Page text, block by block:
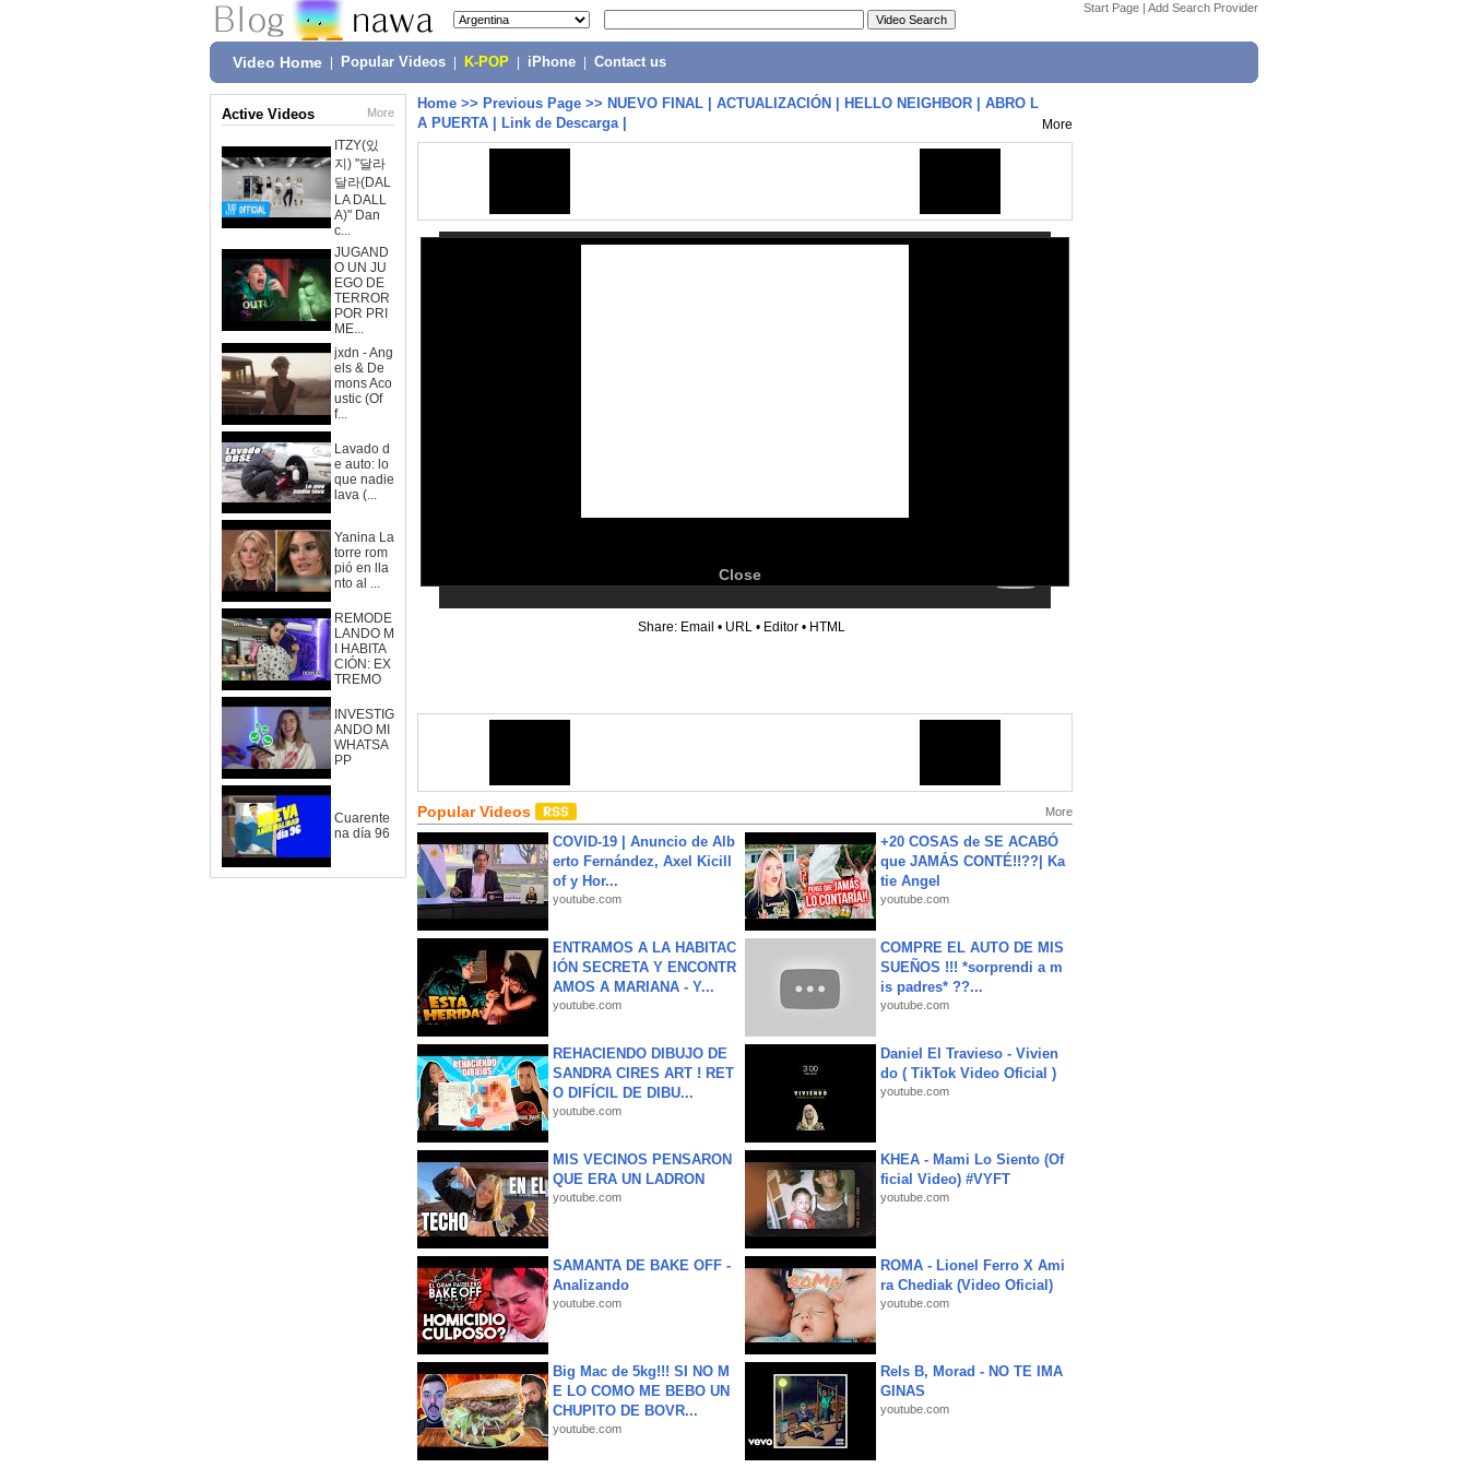
Start Page | Add Search Provider
Video Home Popular Videos K-POP iPhone Contact us
Active Videos More
ITZY(있
지) "달라
달라(DAL
LA DALL
A)" Dan
c...
JUGAND
O UN JU
EGO DE
TERROR
POR PRI
ME...
jxdn - Ang
els & De
mons Aco
ustic (Of
f...
Lavado d
e auto: lo
que nadie
lava (...
Yanina La
torre rom
pió en lla
nto al ...
REMODE
LANDO M
I HABITA
CIÓN: EX
TREMO
INVESTIG
ANDO MI
WHATSA
PP
Cuarente
na día 96
Home >> Previous Page >> NUEVO FINAL | ACTUALIZACIÓN | HELLO NEIGHBOR | ABRO L
A PUERTA | Link de Descarga |
More
Close
Share: Email • URL • Editor • HTML
Popular Videos More
COVID-19 | Anuncio de Alb
erto Fernández, Axel Kicill
of y Hor...
youtube.com
+20 COSAS de SE ACABÓ
que JAMÁS CONTÉ!!??| Ka
tie Angel
youtube.com
ENTRAMOS A LA HABITAC
IÓN SECRETA Y ENCONTR
AMOS A MARIANA - Y...
youtube.com
COMPRE EL AUTO DE MIS
SUEÑOS !!! *sorprendi a m
is padres* ??...
youtube.com
REHACIENDO DIBUJO DE
SANDRA CIRES ART ! RET
O DIFÍCIL DE DIBU...
youtube.com
Daniel El Travieso - Vivien
do ( TikTok Video Oficial )
youtube.com
MIS VECINOS PENSARON
QUE ERA UN LADRON
youtube.com
KHEA - Mami Lo Siento (Of
ficial Video) #VYFT
youtube.com
SAMANTA DE BAKE OFF -
Analizando
youtube.com
ROMA - Lionel Ferro X Ami
ra Chediak (Video Oficial)
youtube.com
Big Mac de 5kg!!! SI NO M
E LO COMO ME BEBO UN
CHUPITO DE BOVR...
youtube.com
Rels B, Morad - NO TE IMA
GINAS
youtube.com